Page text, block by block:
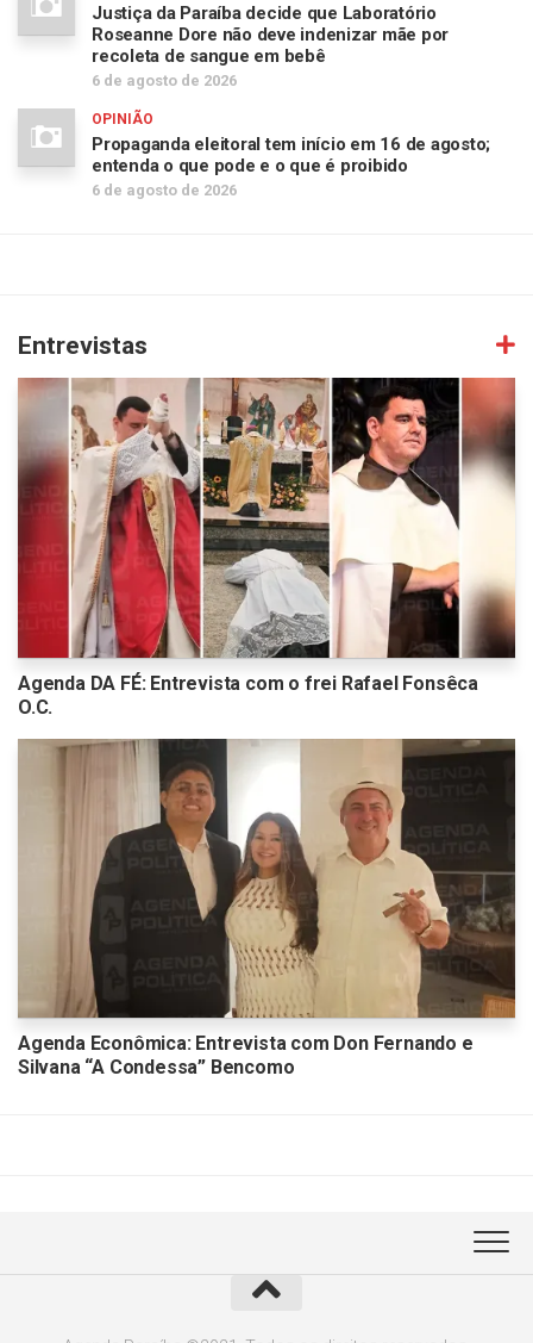
Justiça da Paraíba decide que Laboratório
Roseanne Dore não deve indenizar mãe por
recoleta de sangue em bebê
6 de agosto de 2026
OPINIÃO
Propaganda eleitoral tem início em 16 de agosto;
entenda o que pode e o que é proibido
6 de agosto de 2026
Entrevistas
Agenda DA FÉ: Entrevista com o frei Rafael Fonsêca
O.C.
Agenda Econômica: Entrevista com Don Fernando e
Silvana “A Condessa” Bencomo